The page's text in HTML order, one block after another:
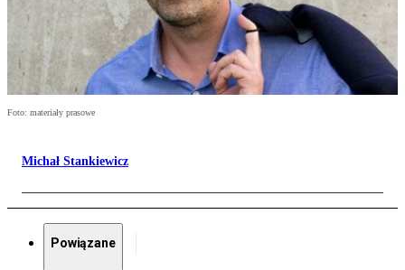
Foto: materiały prasowe
Michał Stankiewicz
Powiązane